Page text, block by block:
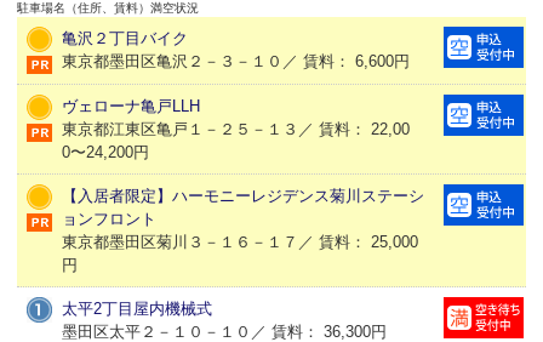
駐車場名（住所、賃料） 満空状況
亀沢２丁目バイク
東京都墨田区亀沢２－３－１０／ 賃料： 6,600円
ヴェローナ亀戸LLH
東京都江東区亀戸１－２５－１３／ 賃料： 22,00
0〜24,200円
【入居者限定】ハーモニーレジデンス菊川ステーシ
ョンフロント
東京都墨田区菊川３－１６－１７／ 賃料： 25,000
円
太平2丁目屋内機械式
墨田区太平２－１０－１０／ 賃料： 36,300円